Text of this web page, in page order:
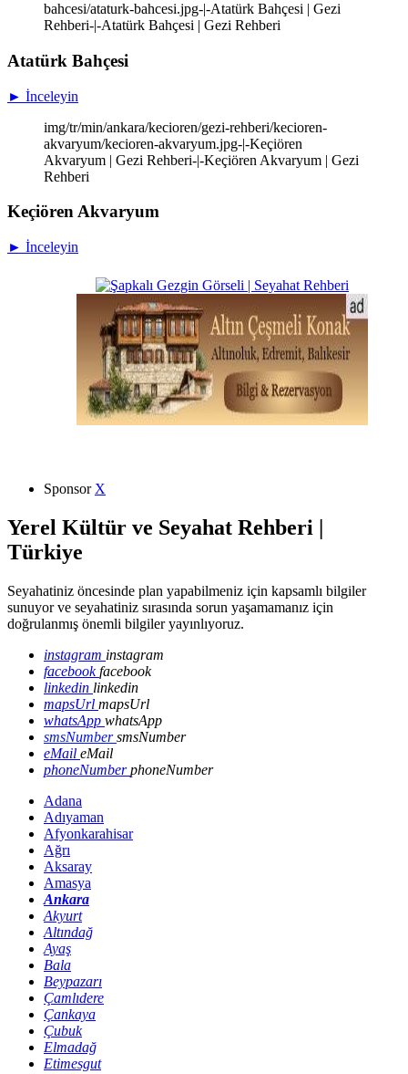
bahcesi/ataturk-bahcesi.jpg-|-Atatürk Bahçesi | Gezi
Rehberi-|-Atatürk Bahçesi | Gezi Rehberi
Atatürk Bahçesi
► İnceleyin
img/tr/min/ankara/kecioren/gezi-rehberi/kecioren-
akvaryum/kecioren-akvaryum.jpg-|-Keçiören
Akvaryum | Gezi Rehberi-|-Keçiören Akvaryum | Gezi
Rehberi
Keçiören Akvaryum
► İnceleyin
Sponsor X
Yerel Kültür ve Seyahat Rehberi |
Türkiye
Seyahatiniz öncesinde plan yapabilmeniz için kapsamlı bilgiler
sunuyor ve seyahatiniz sırasında sorun yaşamamanız için
doğrulanmış önemli bilgiler yayınlıyoruz.
instagram instagram
facebookfacebook
linkedin linkedin
mapsUrl mapsUrl
whatsApp whatsApp
smsNumbersmsNumber
eMail eMail
phoneNumberphoneNumber
Adana
Adıyaman
Afyonkarahisar
Ağrı
Aksaray
Amasya
Ankara
Akyurt
Altındağ
Ayaş
Bala
Beypazarı
Çamlıdere
Çankaya
Çubuk
Elmadağ
Etimesgut